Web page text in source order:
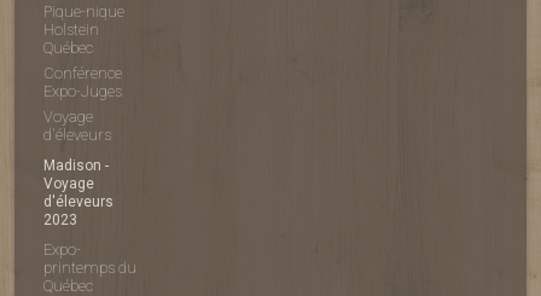
Pique-nique
Holstein
Québec
Conférence
Expo-Juges
Voyage
d'éleveurs
Madison -
Voyage
d'éleveurs
2023
Expo-
printemps du
Québec